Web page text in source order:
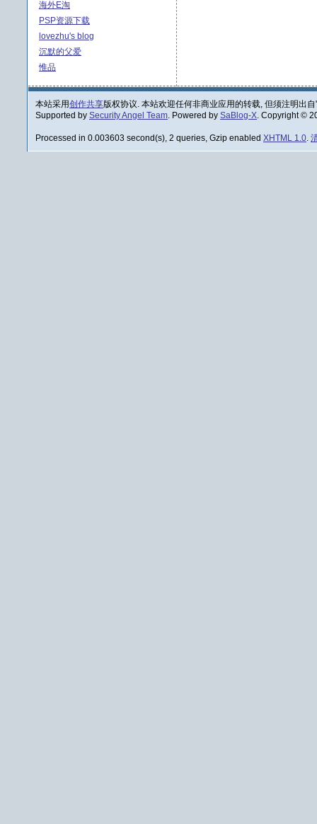
海外E淘
PSP资源下载
lovezhu's blog
沉默的父爱
惟品
本站采用创作共享版权协议. 本站欢迎任何非商业应用的转载, 但须注明出自
Supported by Security Angel Team. Powered by SaBlog-X. Copyright ©
Processed in 0.003603 second(s), 2 queries, Gzip enabled XHTML 1.0.